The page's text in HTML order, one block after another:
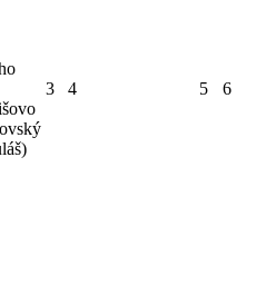
3 4 5 6